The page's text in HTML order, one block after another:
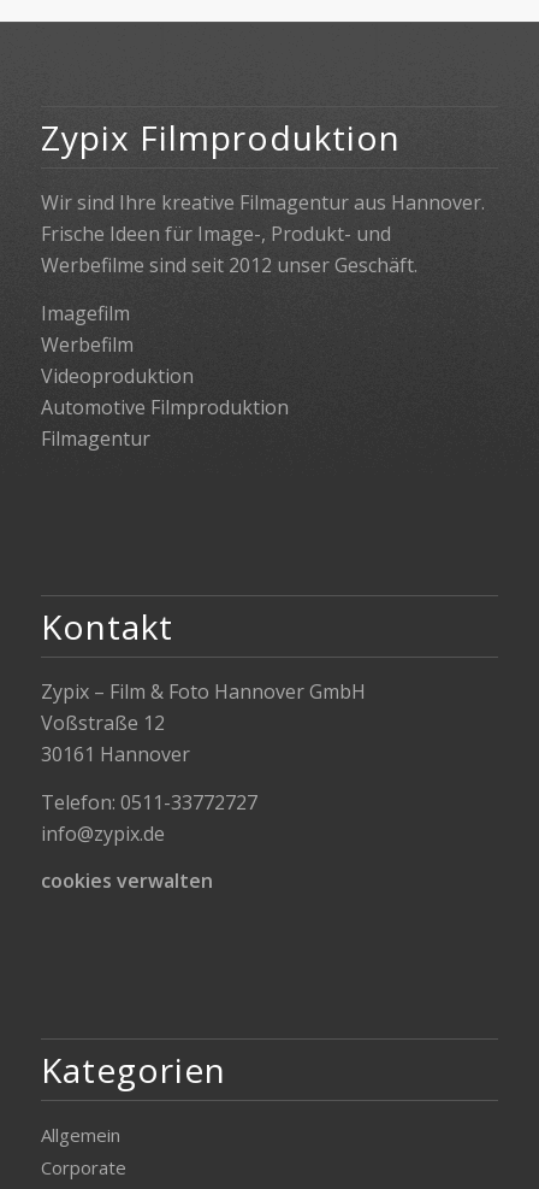
Zypix Filmproduktion
Wir sind Ihre kreative Filmagentur aus Hannover.
Frische Ideen für Image-, Produkt- und
Werbefilme sind seit 2012 unser Geschäft.
Imagefilm
Werbefilm
Videoproduktion
Automotive Filmproduktion
Filmagentur
Kontakt
Zypix – Film & Foto Hannover GmbH
Voßstraße 12
30161 Hannover
Telefon: 0511-33772727
info@zypix.de
cookies verwalten
Kategorien
Allgemein
Corporate